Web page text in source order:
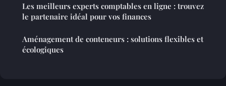
Les meilleurs experts comptables en ligne : trouvez
le partenaire idéal pour vos finances
Aménagement de conteneurs : solutions flexibles et
écologiques